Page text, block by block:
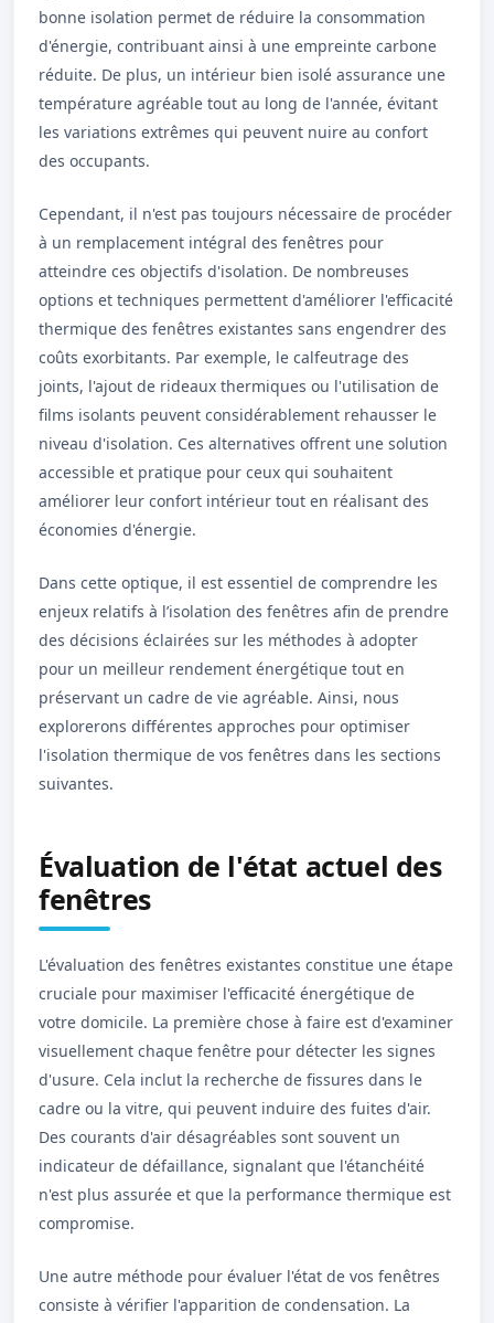
bonne isolation permet de réduire la consommation
d'énergie, contribuant ainsi à une empreinte carbone
réduite. De plus, un intérieur bien isolé assurance une
température agréable tout au long de l'année, évitant
les variations extrêmes qui peuvent nuire au confort
des occupants.
Cependant, il n'est pas toujours nécessaire de procéder
à un remplacement intégral des fenêtres pour
atteindre ces objectifs d'isolation. De nombreuses
options et techniques permettent d'améliorer l'efficacité
thermique des fenêtres existantes sans engendrer des
coûts exorbitants. Par exemple, le calfeutrage des
joints, l'ajout de rideaux thermiques ou l'utilisation de
films isolants peuvent considérablement rehausser le
niveau d'isolation. Ces alternatives offrent une solution
accessible et pratique pour ceux qui souhaitent
améliorer leur confort intérieur tout en réalisant des
économies d'énergie.
Dans cette optique, il est essentiel de comprendre les
enjeux relatifs à l’isolation des fenêtres afin de prendre
des décisions éclairées sur les méthodes à adopter
pour un meilleur rendement énergétique tout en
préservant un cadre de vie agréable. Ainsi, nous
explorerons différentes approches pour optimiser
l'isolation thermique de vos fenêtres dans les sections
suivantes.
Évaluation de l'état actuel des
fenêtres
L'évaluation des fenêtres existantes constitue une étape
cruciale pour maximiser l'efficacité énergétique de
votre domicile. La première chose à faire est d'examiner
visuellement chaque fenêtre pour détecter les signes
d'usure. Cela inclut la recherche de fissures dans le
cadre ou la vitre, qui peuvent induire des fuites d'air.
Des courants d'air désagréables sont souvent un
indicateur de défaillance, signalant que l'étanchéité
n'est plus assurée et que la performance thermique est
compromise.
Une autre méthode pour évaluer l'état de vos fenêtres
consiste à vérifier l'apparition de condensation. La